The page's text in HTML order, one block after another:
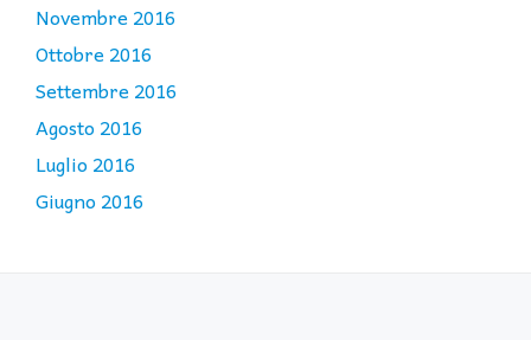
Novembre 2016
Ottobre 2016
Settembre 2016
Agosto 2016
Luglio 2016
Giugno 2016